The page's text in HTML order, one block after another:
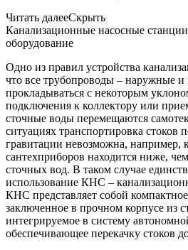
Читать далееСкрыть
Канализационные насосные
оборудование
Одно из правил устройства
что все трубопроводы – наружные
прокладываться с некоторым
подключения к коллектору или
сточные воды перемещаются
ситуациях транспортировка стоков
гравитации невозможна, например,
сантехприборов находится ниже,
сточных вод. В таком случае
использование КНС –
КНС представляет собой
заключенное в прочном корпусе из
интегрируемое в систему
обеспечивающее перекачку стоков